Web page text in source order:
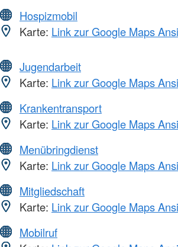
Hospizmobil
Karte: Link zur Google Maps
Jugendarbeit
Karte: Link zur Google Maps
Krankentransport
Karte: Link zur Google Maps
Menübringdienst
Karte: Link zur Google Maps
Mitgliedschaft
Karte: Link zur Google Maps
Mobilruf